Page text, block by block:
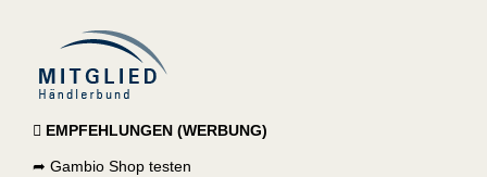
EMPFEHLUNGEN (WERBUNG)
➦ Gambio Shop testen